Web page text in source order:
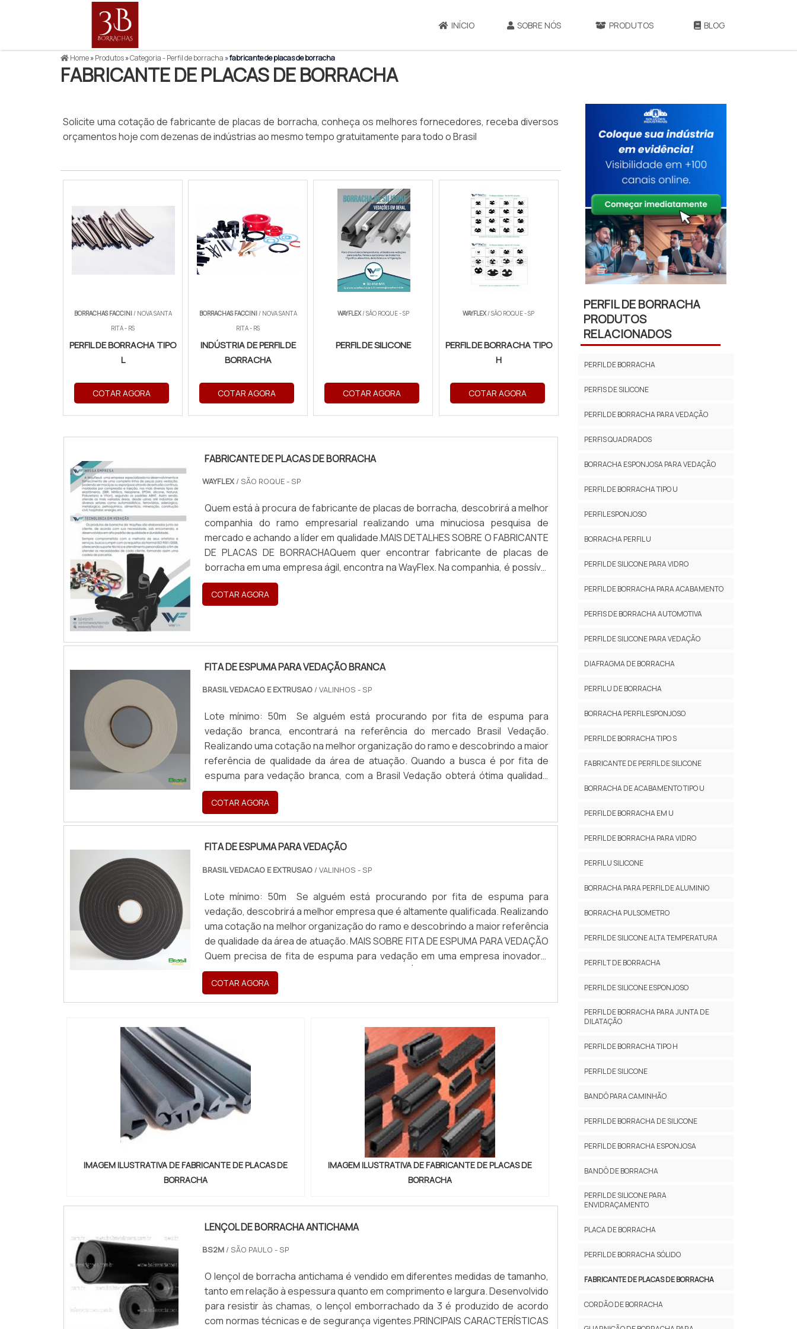
INÍCIO SOBRE NÓS PRODUTOS BLOG
Home»Produtos»Categoria - Perfil de borracha »fabricante de placas de borracha
FABRICANTE DE PLACAS DE BORRACHA
Solicite uma cotação de fabricante de placas de borracha, conheça os melhores fornecedores, receba diversos
orçamentos hoje com dezenas de indústrias ao mesmo tempo gratuitamente para todo o Brasil
BORRACHAS FACCINI/ NOVA SANTA
RITA - RS
PERFIL DE BORRACHA TIPO
L
COTAR AGORA
BORRACHAS FACCINI/ NOVA SANTA
RITA - RS
INDÚSTRIA DE PERFIL DE
BORRACHA
COTAR AGORA
WAYFLEX/ SÃO ROQUE - SP
PERFIL DE SILICONE
COTAR AGORA
WAYFLEX/ SÃO ROQUE - SP
PERFIL DE BORRACHA TIPO
H
COTAR AGORA
FABRICANTE DE PLACAS DE BORRACHA
WAYFLEX / SÃO ROQUE - SP
Quem está à procura de fabricante de placas de borracha, descobrirá a melhor
companhia do ramo empresarial realizando uma minuciosa pesquisa de
mercado e achando a líder em qualidade.MAIS DETALHES SOBRE O FABRICANTE
DE PLACAS DE BORRACHAQuem quer encontrar fabricante de placas de
borracha em uma empresa ágil, encontra na WayFlex. Na companhia, é possível
encontrar perfis de borracha e lençóis de borracha, visando sempre a
qualidade fina...
COTAR AGORA
FITA DE ESPUMA PARA VEDAÇÃO BRANCA
BRASIL VEDACAO E EXTRUSAO / VALINHOS - SP
Lote mínimo: 50m Se alguém está procurando por fita de espuma para
vedação branca, encontrará na referência do mercado Brasil Vedação.
Realizando uma cotação na melhor organização do ramo e descobrindo a maior
referência de qualidade da área de atuação. Quando a busca é por fita de
espuma para vedação branca, com a Brasil Vedação obterá ótima qualidade
com cores sólidas e duráveis, que não desbotam ou amarelam. MAIS SOBRE
FITA DE ESPUM...
COTAR AGORA
FITA DE ESPUMA PARA VEDAÇÃO
BRASIL VEDACAO E EXTRUSAO / VALINHOS - SP
Lote mínimo: 50m Se alguém está procurando por fita de espuma para
vedação, descobrirá a melhor empresa que é altamente qualificada. Realizando
uma cotação na melhor organização do ramo e descobrindo a maior referência
de qualidade da área de atuação. MAIS SOBRE FITA DE ESPUMA PARA VEDAÇÃO
Quem precisa de fita de espuma para vedação em uma empresa inovadora,
consegue encontrar o site da Brasil Vedação. É possível encontrar borrachas
fa...
COTAR AGORA
IMAGEM ILUSTRATIVA DE FABRICANTE DE PLACAS DE
BORRACHA
IMAGEM ILUSTRATIVA DE FABRICANTE DE PLACAS DE
BORRACHA
LENÇOL DE BORRACHA ANTICHAMA
BS2M/ SÃO PAULO - SP
O lençol de borracha antichama é vendido em diferentes medidas de tamanho,
tanto em relação à espessura quanto em comprimento e largura. Desenvolvido
para resistir às chamas, o lençol emborrachado da 3 é produzido de acordo
com normas técnicas e de segurança vigentes.PRINCIPAIS CARACTERÍSTICAS
PERFIL DE BORRACHA
PRODUTOS
RELACIONADOS
PERFIL DE BORRACHA
PERFIS DE SILICONE
PERFIL DE BORRACHA PARA VEDAÇÃO
PERFIS QUADRADOS
BORRACHA ESPONJOSA PARA VEDAÇÃO
PERFIL DE BORRACHA TIPO U
PERFIL ESPONJOSO
BORRACHA PERFIL U
PERFIL DE SILICONE PARA VIDRO
PERFIL DE BORRACHA PARA ACABAMENTO
PERFIS DE BORRACHA AUTOMOTIVA
PERFIL DE SILICONE PARA VEDAÇÃO
DIAFRAGMA DE BORRACHA
PERFIL U DE BORRACHA
BORRACHA PERFIL ESPONJOSO
PERFIL DE BORRACHA TIPO S
FABRICANTE DE PERFIL DE SILICONE
BORRACHA DE ACABAMENTO TIPO U
PERFIL DE BORRACHA EM U
PERFIL DE BORRACHA PARA VIDRO
PERFIL U SILICONE
BORRACHA PARA PERFIL DE ALUMINIO
BORRACHA PULSOMETRO
PERFIL DE SILICONE ALTA TEMPERATURA
PERFIL T DE BORRACHA
PERFIL DE SILICONE ESPONJOSO
PERFIL DE BORRACHA PARA JUNTA DE
DILATAÇÃO
PERFIL DE BORRACHA TIPO H
PERFIL DE SILICONE
BANDÔ PARA CAMINHÃO
PERFIL DE BORRACHA DE SILICONE
PERFIL DE BORRACHA ESPONJOSA
BANDÔ DE BORRACHA
PERFIL DE SILICONE PARA
ENVIDRAÇAMENTO
PLACA DE BORRACHA
PERFIL DE BORRACHA SÓLIDO
FABRICANTE DE PLACAS DE BORRACHA
CORDÃO DE BORRACHA